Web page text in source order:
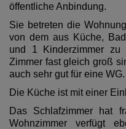
öffentliche Anbindung.
Sie betreten die
von dem aus Küche,
und 1 Kinderzimmer
Zimmer fast gleich groß
auch sehr gut für eine WG.
Die Küche ist mit einer
Das Schlafzimmer hat
Wohnzimmer verfügt